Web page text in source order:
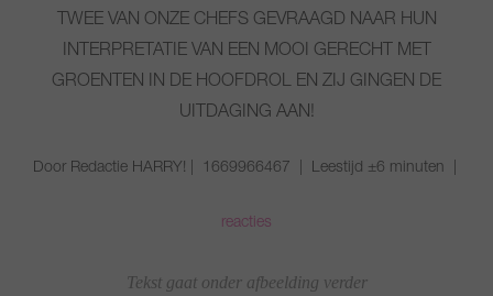
TWEE VAN ONZE CHEFS GEVRAAGD NAAR HUN
INTERPRETATIE VAN EEN MOOI GERECHT MET
GROENTEN IN DE HOOFDROL EN ZIJ GINGEN DE
UITDAGING AAN!
Door Redactie HARRY! | 1669966467 | Leestijd ±6 minuten |
reacties
Tekst gaat onder afbeelding verder